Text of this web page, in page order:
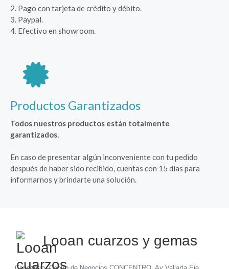
2. Pago con tarjeta de crédito y débito.
3. Paypal.
4. Efectivo en showroom.
Productos Garantizados
Todos nuestros productos están totalmente
garantizados.
En caso de presentar algún inconveniente con tu pedido
después de haber sido recibido, cuentas con 15 días para
informarnos y brindarte una solución.
Looan cuarzos y gemas
Concentro, Centro de Negocios CONCENTRO, Av Vallarta Eje